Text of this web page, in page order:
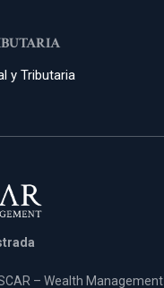
y Tributaria
– Wealth Management